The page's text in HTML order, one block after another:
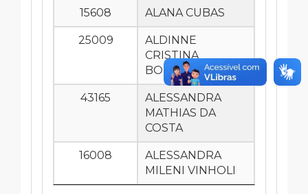
15608 ALANA CUBAS
25009
ALDINNE
CRISTINA
BOHAIENKO
43165
ALESSANDRA
MATHIAS DA
COSTA
16008
ALESSANDRA
MILENI VINHOLI